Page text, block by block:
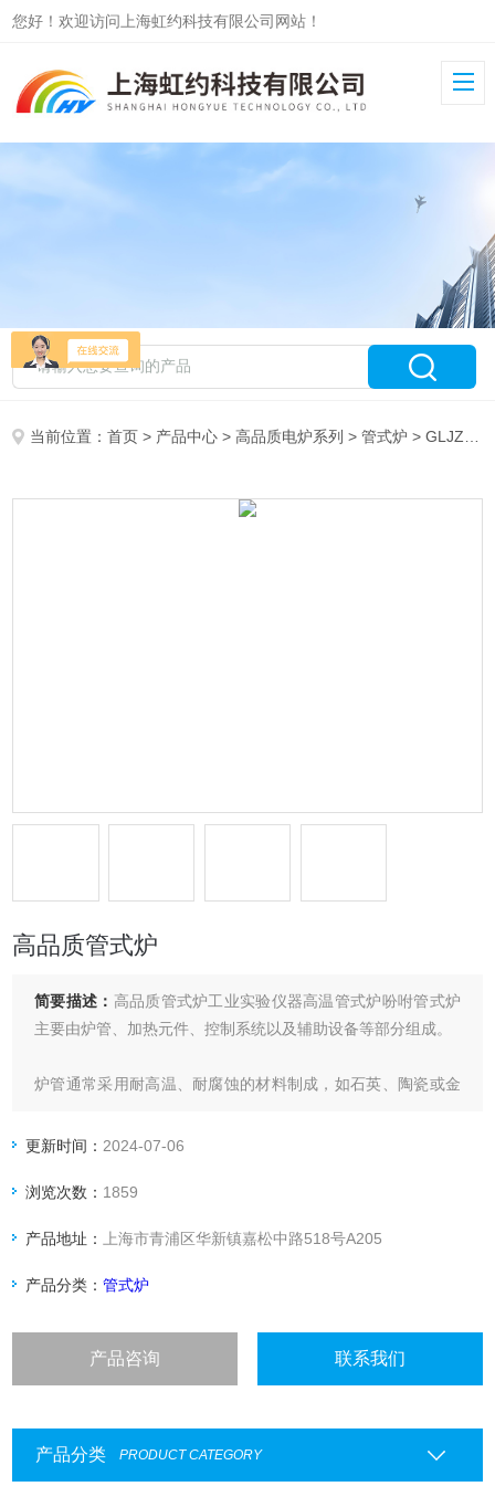
您好！欢迎访问上海虹约科技有限公司网站！
当前位置：首页 > 产品中心 >高品质电炉系列 >管式炉 > GLJZ-1.5-1200高品质管式炉
高品质管式炉
简要描述： 高品质管式炉工业实验仪器高温管式炉吩咐管式炉
主要由炉管、加热元件、控制系统以及辅助设备等部分组成。
炉管通常采用耐高温、耐腐蚀的材料制成，如石英、陶瓷或金
度。
控制系统用于精确控制炉内的温度，确保加热过程的稳定性和
安全性。工作原理:
加热元件通过电能或燃气能将热能传导给炉管。管道通常具有
良好的导热性能，将热能传递给被加热物体，使其
更新时间： 2024-07-06
浏览次数： 1859
产品地址： 上海市青浦区华新镇嘉松中路518号A205
产品分类：管式炉
产品咨询 联系我们
产品分类 PRODUCT CATEGORY